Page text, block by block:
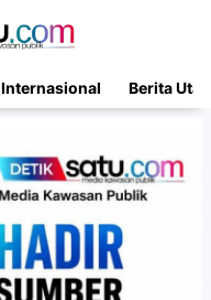
Internasional Berita